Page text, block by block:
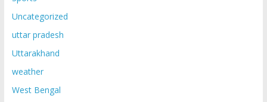
Uncategorized
uttar pradesh
Uttarakhand
weather
West Bengal